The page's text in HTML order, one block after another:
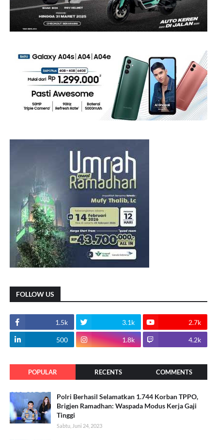
FOLLOW US
1.5k 3.1k 2.7k
500 1.8k 4.2k
POPULAR RECENTS COMMENTS
Polri Berhasil Selamatkan 1.744 Korban TPPO,
Brigjen Ramadhan: Waspada Modus Kerja Gaji
Tinggi
Sabtu, Juni 24, 2023